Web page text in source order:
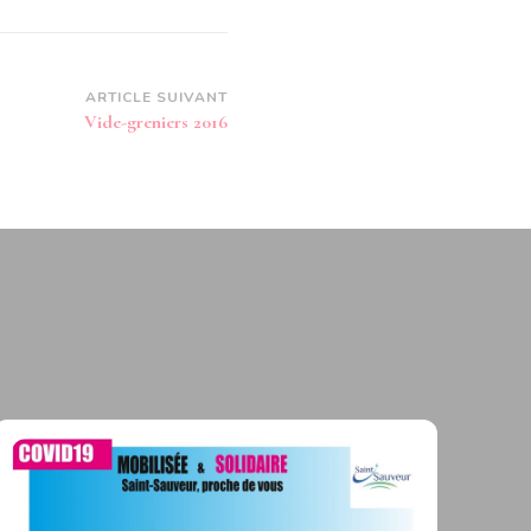
ARTICLE SUIVANT
Vide-greniers 2016